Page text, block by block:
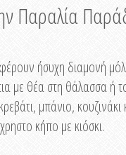
Παραλία
ήσυχη διαμονή
με θέα στη θάλασσα ή
μπάνιο, κουζινάκι
κήπο με κιόσκι.